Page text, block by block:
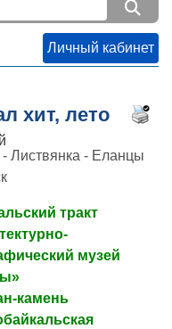
Личный кабинет
хит, лето
- Листвянка - Еланцы
тракт
музей
камень